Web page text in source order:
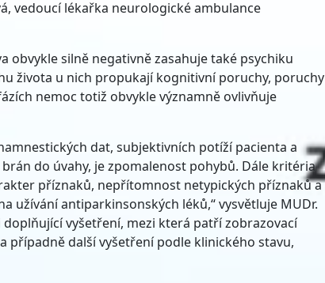
vedoucí lékařka neurologické ambulance
silně negativně zasahuje také psychiku
života u nich propukají kognitivní poruchy, poruchy
nemoc totiž obvykle významně ovlivňuje
dat, subjektivních potíží pacienta a
do úvahy, je zpomalenost pohybů. Dále kritéria
příznaků, nepřítomnost netypických příznaků a
užívání antiparkinsonských léků,“ vysvětluje MUDr.
vyšetření, mezi která patří zobrazovací
další vyšetření podle klinického stavu,